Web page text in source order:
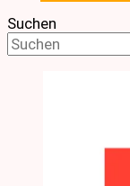
Suchen